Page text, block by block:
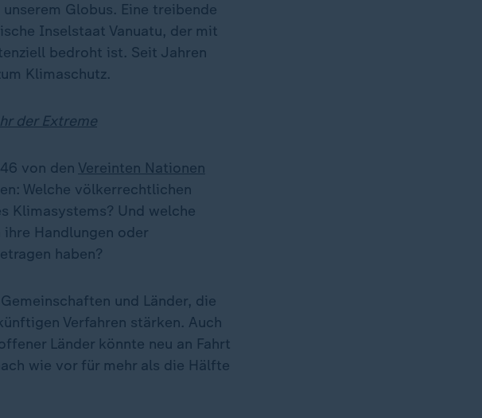
Globus. Eine treibende
Inselstaat Vanuatu, der mit
bedroht ist. Seit Jahren
Klimaschutz.
der Extreme
von den Vereinten Nationen
Welche völkerrechtlichen
Klimasystems? Und welche
Handlungen oder
haben?
und Länder, die
Verfahren stärken. Auch
Länder könnte neu an Fahrt
wie vor für mehr als die Hälfte